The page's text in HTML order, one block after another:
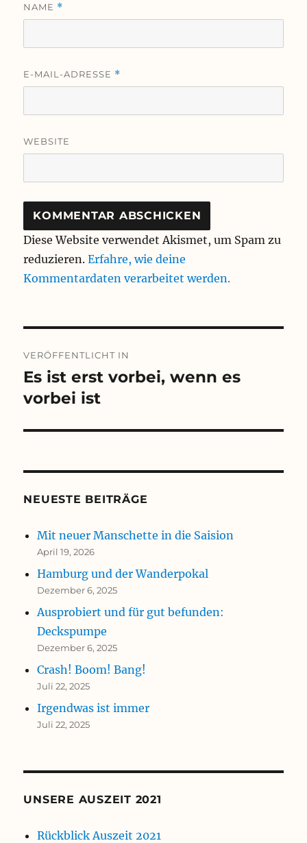
NAME *
E-MAIL-ADRESSE *
WEBSITE
Diese Website verwendet Akismet, um Spam zu
reduzieren.Erfahre, wie deine
Kommentardaten verarbeitet werden.
VERÖFFENTLICHT IN
Es ist erst vorbei, wenn es
vorbei ist
NEUESTE BEITRÄGE
Mit neuer Manschette in die Saision
April 19, 2026
Hamburg und der Wanderpokal
Dezember 6, 2025
Ausprobiert und für gut befunden:
Deckspumpe
Dezember 6, 2025
Crash! Boom! Bang!
Juli 22, 2025
Irgendwas ist immer
Juli 22, 2025
UNSERE AUSZEIT 2021
Rückblick Auszeit 2021